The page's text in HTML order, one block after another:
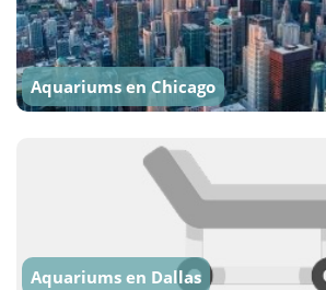
Aquariums en Chicago
Aquariums en Dallas